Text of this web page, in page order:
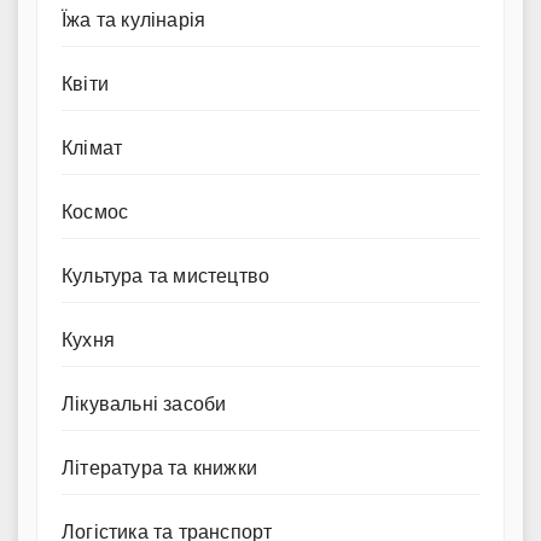
Їжа та кулінарія
Квіти
Клімат
Космос
Культура та мистецтво
Кухня
Лікувальні засоби
Література та книжки
Логістика та транспорт